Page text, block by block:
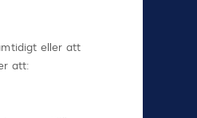
eller att
att: